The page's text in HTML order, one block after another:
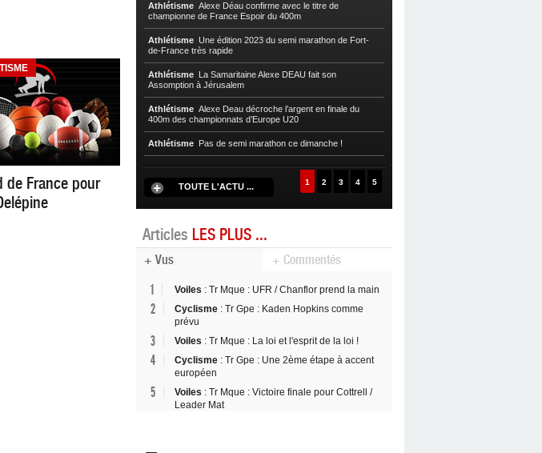
de France pour
Athlétisme Alexe Déau confirme avec le titre de
championne de France Espoir du 400m
Athlétisme Une édition 2023 du semi marathon de Fort-
de-France très rapide
Athlétisme La Samaritaine Alexe DEAU fait son
Assomption à Jérusalem
Athlétisme Alexe Deau décroche l’argent en finale du
400m des championnats d’Europe U20
Athlétisme Pas de semi marathon ce dimanche !
TOUTE L'ACTU ... 1 2 3 4 5
Articles LES PLUS ...
+ Vus + Commentés
1 Voiles : Tr Mque : UFR / Chanflor prend la main
2 Cyclisme : Tr Gpe : Kaden Hopkins comme
prévu
3 Voiles : Tr Mque : La loi et l'esprit de la loi !
4 Cyclisme : Tr Gpe : Une 2ème étape à accent
européen
5 Voiles : Tr Mque : Victoire finale pour Cottrell /
Leader Mat